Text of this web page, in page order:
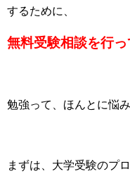
するために、
無料受験相談を行っ
勉強って、ほんとに悩
まずは、大学受験のプ